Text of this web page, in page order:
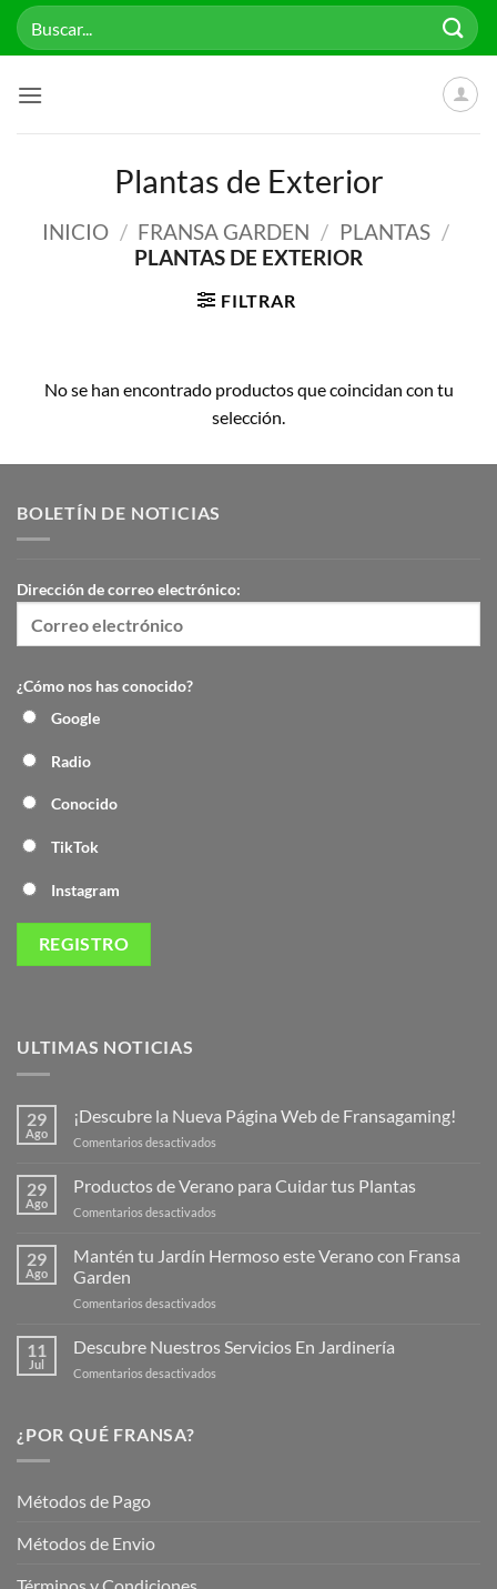
Saltar
Buscar
por:
Plantas de Exterior
INICIO / FRANSA GARDEN / PLANTAS /
PLANTAS DE EXTERIOR
FILTRAR
No se han encontrado productos que coincidan con tu
selección.
BOLETÍN DE NOTICIAS
Dirección de correo electrónico:
¿Cómo nos has conocido?
Google
Radio
Conocido
TikTok
Instagram
ULTIMAS NOTICIAS
29
Ago
¡Descubre la Nueva Página Web de Fransagaming!
Comentarios desactivados
Nueva
de
29
Ago
Productos de Verano para Cuidar tus Plantas
Comentarios desactivados
de
Verano
Plantas
29
Ago
Mantén tu Jardín Hermoso este Verano con Fransa
Garden
Comentarios desactivados
tu
Jardín
11
Jul
Descubre Nuestros Servicios En Jardinería
Comentarios desactivados
¿POR QUÉ FRANSA?
Métodos de Pago
Métodos de Envio